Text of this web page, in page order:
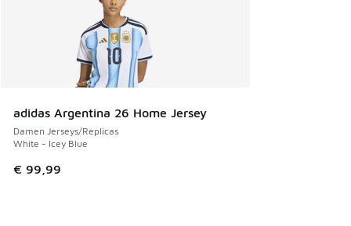
adidas Argentina 26 Home Jersey
Damen Jerseys/Replicas
White - Icey Blue
€ 99,99